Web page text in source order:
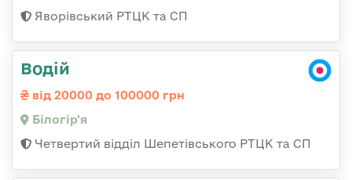
Яворівський РТЦК та СП
Водій
від 20000 до 100000 грн
Білогір'я
Четвертий відділ Шепетівського РТЦК та СП